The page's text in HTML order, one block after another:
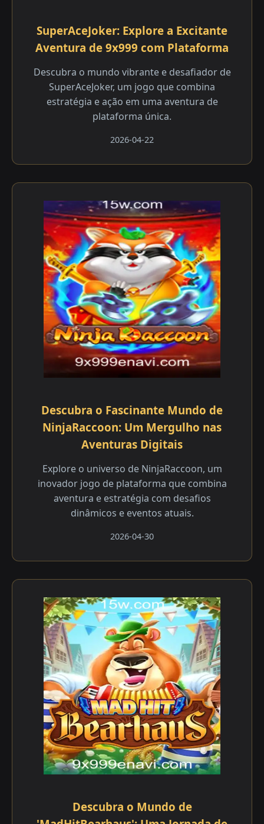
SuperAceJoker: Explore a Excitante
Aventura de 9x999 com Plataforma
Descubra o mundo vibrante e desafiador de
SuperAceJoker, um jogo que combina
estratégia e ação em uma aventura de
plataforma única.
2026-04-22
Descubra o Fascinante Mundo de
NinjaRaccoon: Um Mergulho nas
Aventuras Digitais
Explore o universo de NinjaRaccoon, um
inovador jogo de plataforma que combina
aventura e estratégia com desafios
dinâmicos e eventos atuais.
2026-04-30
Descubra o Mundo de